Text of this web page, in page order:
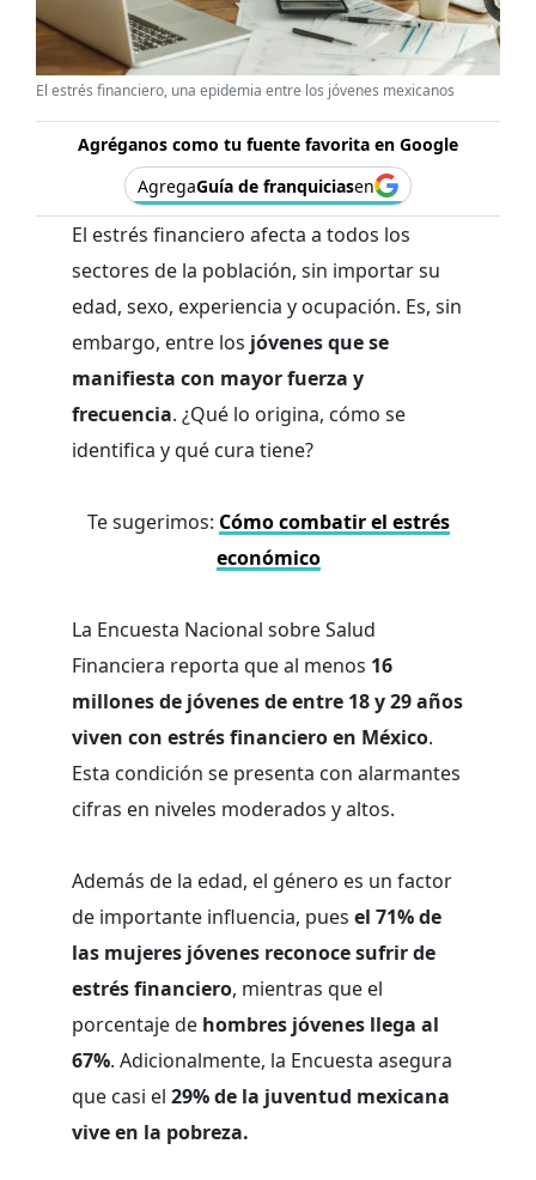
El estrés financiero, una epidemia entre los jóvenes mexicanos
Agréganos como tu fuente favorita en Google
AgregaGuía de franquiciasen
El estrés financiero afecta a todos los
sectores de la población, sin importar su
edad, sexo, experiencia y ocupación. Es, sin
embargo, entre los jóvenes que se
manifiesta con mayor fuerza y
frecuencia. ¿Qué lo origina, cómo se
identifica y qué cura tiene?
Te sugerimos: Cómo combatir el estrés
económico
La Encuesta Nacional sobre Salud
Financiera reporta que al menos 16
millones de jóvenes de entre 18 y 29 años
viven con estrés financiero en México.
Esta condición se presenta con alarmantes
cifras en niveles moderados y altos.
Además de la edad, el género es un factor
de importante influencia, pues el 71% de
las mujeres jóvenes reconoce sufrir de
estrés financiero, mientras que el
porcentaje de hombres jóvenes llega al
67%. Adicionalmente, la Encuesta asegura
que casi el 29% de la juventud mexicana
vive en la pobreza.